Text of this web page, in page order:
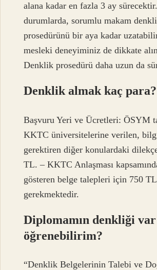
alana kadar en fazla 3 ay
durumlarda, sorumlu makam
prosedürünü bir aya kadar
mesleki deneyiminiz de dikkate
Denklik prosedürü daha uzun da
Denklik almak kaç para?
Başvuru Yeri ve Ücretleri: ÖSYM
KKTC üniversitelerine verilen,
gerektiren diğer konulardaki
TL. – KKTC Anlaşması
gösteren belge talepleri için 750 TL
gerekmektedir.
Diplomamın denkliği var
öğrenebilirim?
“Denklik Belgelerinin Talebi ve